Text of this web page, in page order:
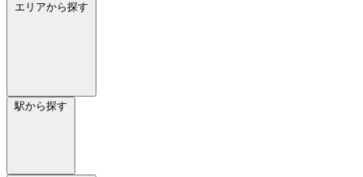
エリアから探す
駅から探す